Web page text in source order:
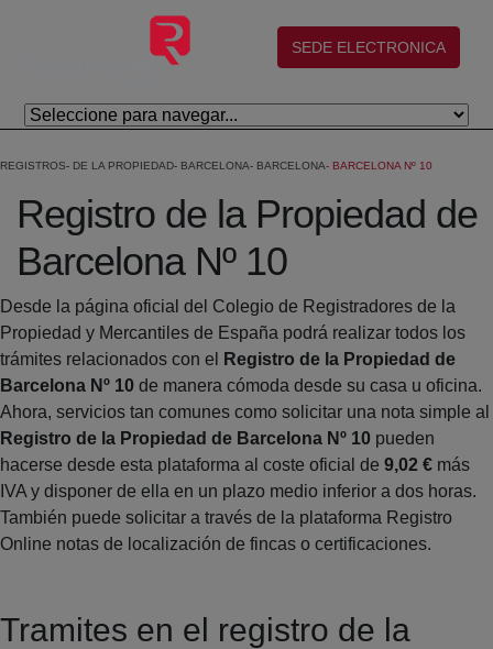
Salta al contingut principal
(abre en nueva ventana)
SEDE ELECTRONICA
REGISTROS DE LA PROPIEDAD BARCELONA BARCELONA BARCELONA Nº 10
Registro de la Propiedad de
Barcelona Nº 10
Desde la página oficial del Colegio de Registradores de la
Propiedad y Mercantiles de España podrá realizar todos los
trámites relacionados con el
Registro de la Propiedad de
Barcelona Nº 10 de manera cómoda desde su casa u oficina.
Ahora, servicios tan comunes como solicitar una nota simple al
Registro de la Propiedad de Barcelona Nº 10 pueden
hacerse desde esta plataforma al coste oficial de 9,02 € más
IVA y disponer de ella en un plazo medio inferior a dos horas.
También puede solicitar a través de la plataforma Registro
Online notas de localización de fincas o certificaciones.
Tramites en el registro de la